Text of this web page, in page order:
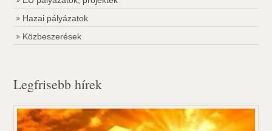
Hazai pályázatok
Közbeszerések
Legfrisebb hírek